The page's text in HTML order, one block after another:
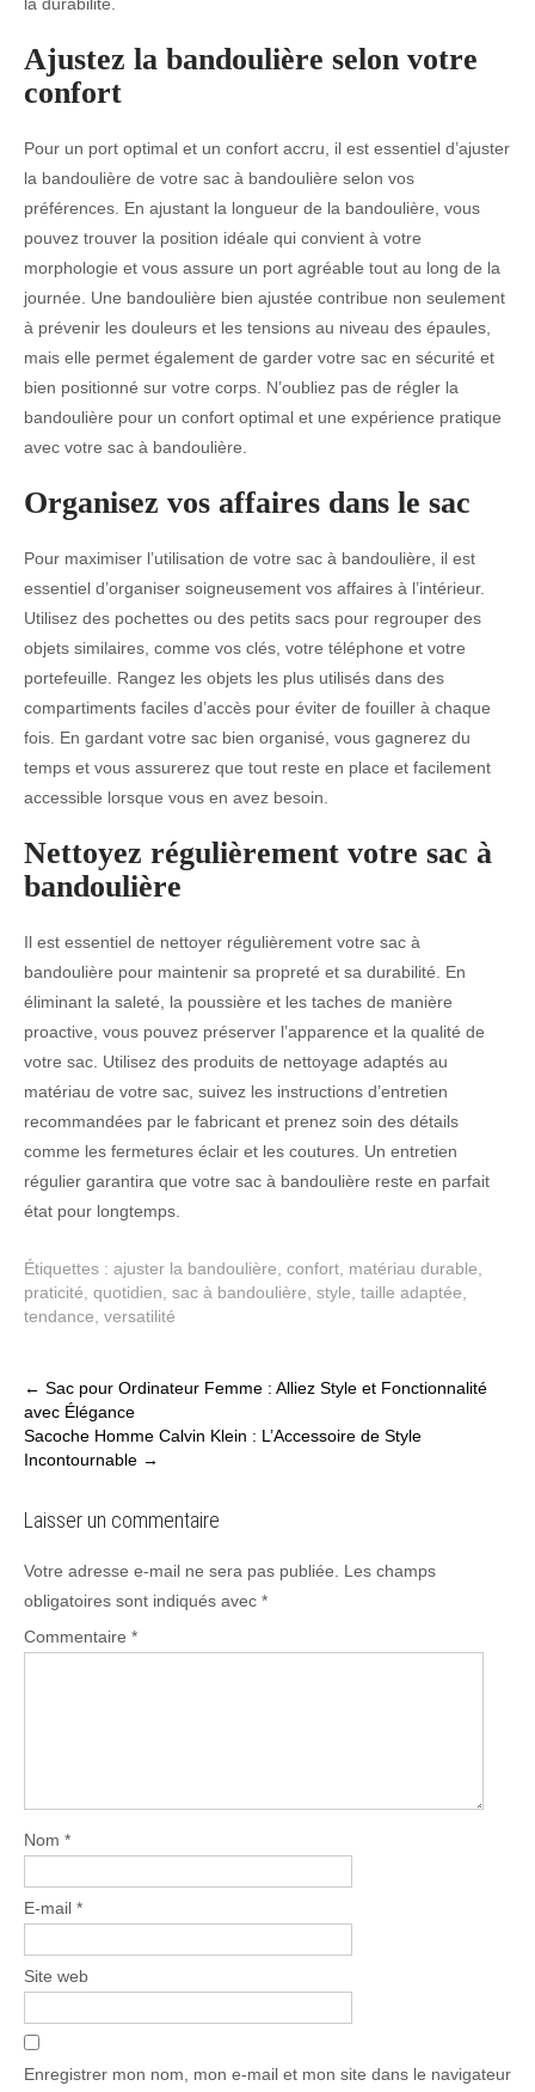
Ajustez la bandoulière selon votre
confort
Pour un port optimal et un confort accru, il est essentiel d’ajuster
la bandoulière de votre sac à bandoulière selon vos
préférences. En ajustant la longueur de la bandoulière, vous
pouvez trouver la position idéale qui convient à votre
morphologie et vous assure un port agréable tout au long de la
journée. Une bandoulière bien ajustée contribue non seulement
à prévenir les douleurs et les tensions au niveau des épaules,
mais elle permet également de garder votre sac en sécurité et
bien positionné sur votre corps. N’oubliez pas de régler la
bandoulière pour un confort optimal et une expérience pratique
avec votre sac à bandoulière.
Organisez vos affaires dans le sac
Pour maximiser l’utilisation de votre sac à bandoulière, il est
essentiel d’organiser soigneusement vos affaires à l’intérieur.
Utilisez des pochettes ou des petits sacs pour regrouper des
objets similaires, comme vos clés, votre téléphone et votre
portefeuille. Rangez les objets les plus utilisés dans des
compartiments faciles d’accès pour éviter de fouiller à chaque
fois. En gardant votre sac bien organisé, vous gagnerez du
temps et vous assurerez que tout reste en place et facilement
accessible lorsque vous en avez besoin.
Nettoyez régulièrement votre sac à
bandoulière
Il est essentiel de nettoyer régulièrement votre sac à
bandoulière pour maintenir sa propreté et sa durabilité. En
éliminant la saleté, la poussière et les taches de manière
proactive, vous pouvez préserver l’apparence et la qualité de
votre sac. Utilisez des produits de nettoyage adaptés au
matériau de votre sac, suivez les instructions d’entretien
recommandées par le fabricant et prenez soin des détails
comme les fermetures éclair et les coutures. Un entretien
régulier garantira que votre sac à bandoulière reste en parfait
état pour longtemps.
Étiquettes : ajuster la bandoulière confort matériau durable
praticité quotidien sac à bandoulière style taille adaptée
tendance versatilité
Post
navigation
← Sac pour Ordinateur Femme : Alliez Style et Fonctionnalité
avec Élégance
Sacoche Homme Calvin Klein : L’Accessoire de Style
Incontournable →
Laisser un commentaire
Votre adresse e-mail ne sera pas publiée.
Les champs
obligatoires sont indiqués avec *
Commentaire *
Nom *
E-mail *
Site web
Enregistrer mon nom, mon e-mail et mon site dans le navigateur